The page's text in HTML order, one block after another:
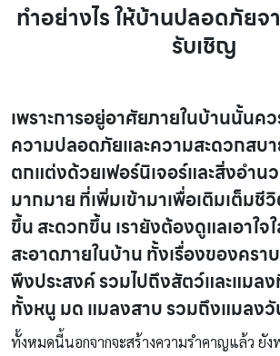
ทำอย่างไร ให้บ้านปลอดภัยจ
รับเชิญ
เพราะการอยู่อาศัยภายในบ้านนั้นค
ความปลอดภัยและความสะดวกสบ
ตกแต่งด้วยเฟอร์นิเจอร์และสิ่งอำน
มากมาย ที่เพิ่มเข้ามาเพื่อเติมเต็มชี
ขึ้น สะดวกขึ้น เรายังต้องดูแลเอาใจ
สะอาดภายในบ้าน ทั้งเรื่องของคร
พึงประสงค์ รวมไปถึงสัตว์และแมล
ทั้งหนู มด แมลงสาบ รวมถึงแมลง
ทั้งหมดนี้นอกจากจะสร้างความรำคาญแล้ว ยัง